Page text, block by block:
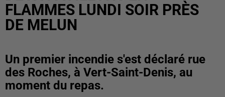
FLAMMES LUNDI SOIR PRÈS
DE MELUN
Un premier incendie s'est déclaré rue
des Roches, à Vert-Saint-Denis, au
moment du repas.